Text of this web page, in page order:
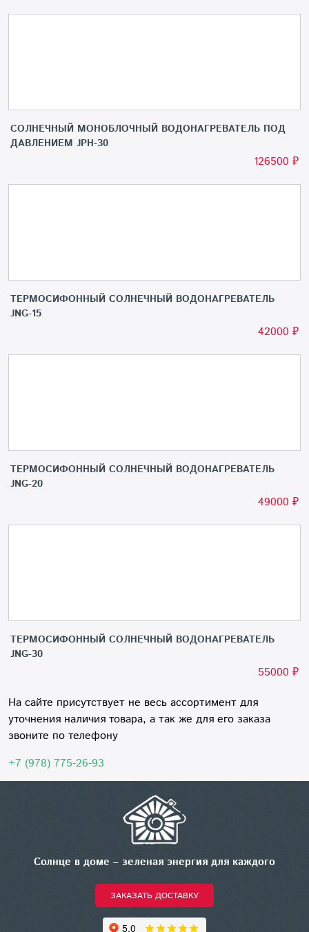
СОЛНЕЧНЫЙ МОНОБЛОЧНЫЙ ВОДОНАГРЕВАТЕЛЬ ПОД
ДАВЛЕНИЕМ JPH-30
126500 ₽
ТЕРМОСИФОННЫЙ СОЛНЕЧНЫЙ ВОДОНАГРЕВАТЕЛЬ
JNG-15
42000 ₽
ТЕРМОСИФОННЫЙ СОЛНЕЧНЫЙ ВОДОНАГРЕВАТЕЛЬ
JNG-20
49000 ₽
ТЕРМОСИФОННЫЙ СОЛНЕЧНЫЙ ВОДОНАГРЕВАТЕЛЬ
JNG-30
55000 ₽
На сайте присутствует не весь ассортимент для
уточнения наличия товара, а так же для его заказа
звоните по телефону
+7 (978) 775-26-93
Солнце в доме – зеленая энергия для каждого
ЗАКАЗАТЬ ДОСТАВКУ